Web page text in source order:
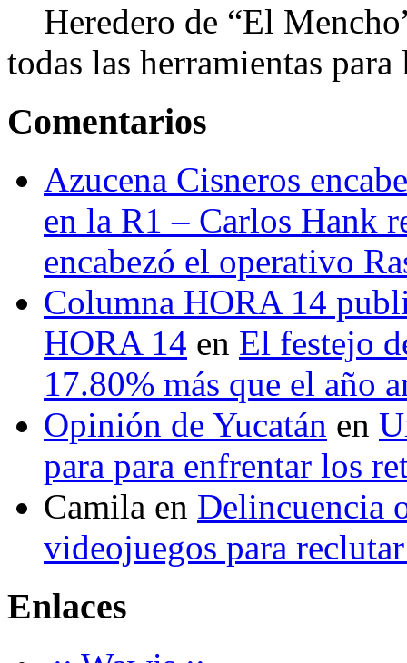
Heredero de “El
todas las herramientas
Comentarios
Azucena Cisneros
en la R1 – Carlos Hank
encabezó el operativo
Columna HORA 14
HORA 14 en El festejo
17.80% más que el año
Opinión de Yucatán en
para para enfrentar los
Camila en Delincuencia
videojuegos para
Enlaces